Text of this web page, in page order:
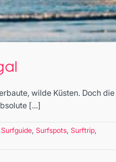
wilde Küsten. Doch
[...]
Surfguide, Surfspots, Surftrip,